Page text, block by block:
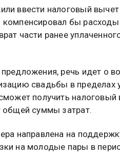
ввести налоговый
компенсировал бы
части ранее
речь идет о
свадьбы в пределах
получить налоговый
общей суммы затрат.
направлена на
на молодые пары в